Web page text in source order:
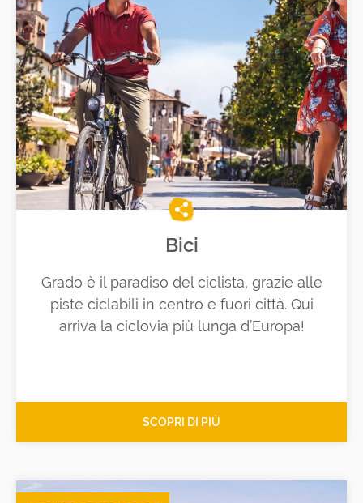
Bici
Grado è il paradiso del ciclista, grazie alle
piste ciclabili in centro e fuori città. Qui
arriva la ciclovia più lunga d’Europa!
SCOPRI DI PIÙ